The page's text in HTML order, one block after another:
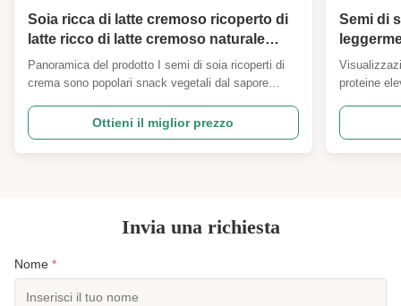
Soia ricca di latte cremoso ricoperto di
latte ricco di latte cremoso naturale
Sapore vegetale Proteine di soia Snack
per bambini Colazione Regalo Negozio
Panoramica del prodotto I semi di soia ricoperti di
crema sono popolari snack vegetali dal sapore
completamente sgusciati. Adottando la tostatura
lenta a bassa temperatura per ottenere una
croccantezza leggera e duratura, ogni chicco è
Ottieni il miglior prezzo
Semi di
Snack
proteine
Invia una richiesta
Nome *